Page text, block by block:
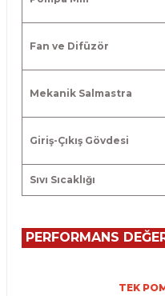
Fan ve Difüzör
Mekanik Salmastra
Giriş-Çıkış Gövdesi
Sıvı Sıcaklığı
PERFORMANS
TEK